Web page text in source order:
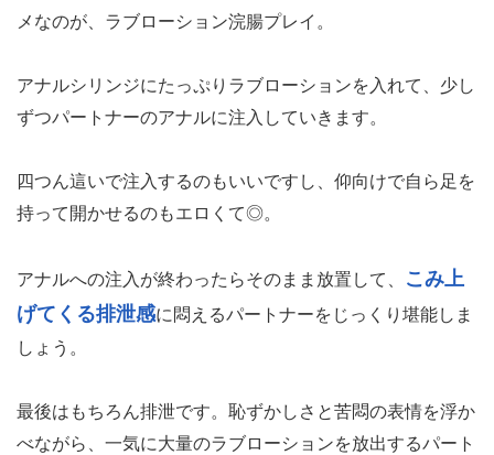
メなのが、ラブローション浣腸プレイ。
アナルシリンジにたっぷりラブローションを入れて、少し
ずつパートナーのアナルに注入していきます。
四つん這いで注入するのもいいですし、仰向けで自ら足を
持って開かせるのもエロくて◎。
アナルへの注入が終わったらそのまま放置して、
こみ上
げてくる排泄感に悶えるパートナーをじっくり堪能しま
しょう。
最後はもちろん排泄です。恥ずかしさと苦悶の表情を浮か
べながら、一気に大量のラブローションを放出するパート